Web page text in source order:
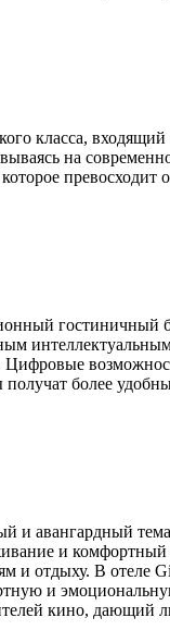
класса,
на
гостиничный
более
и авангардный
и
и отдыху. В отеле
и
кино, дающий